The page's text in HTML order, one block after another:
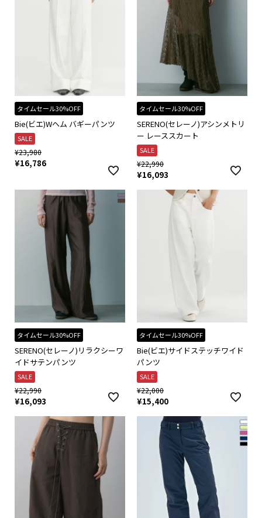
タイムセール30%OFF
Bie(ビエ)Wヘム バギーパンツ
SALE
¥23,980
¥16,786
タイムセール30%OFF
SERENO(セレーノ)アシンメトリ
ー レーススカート
SALE
¥22,990
¥16,093
タイムセール30%OFF
SERENO(セレーノ)リラクシーワ
イドサテンパンツ
SALE
¥22,990
¥16,093
タイムセール30%OFF
Bie(ビエ)サイドステッチワイド
パンツ
SALE
¥22,000
¥15,400